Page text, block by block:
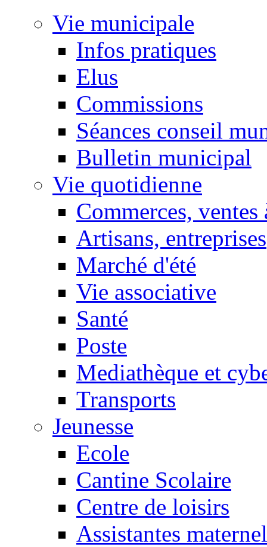
Vie municipale
Infos pratiques
Elus
Commissions
Séances conseil
Bulletin municipal
Vie quotidienne
Commerces, ventes
Artisans, entreprises
Marché d'été
Vie associative
Santé
Poste
Mediathèque et
Transports
Jeunesse
Ecole
Cantine Scolaire
Centre de loisirs
Assistantes